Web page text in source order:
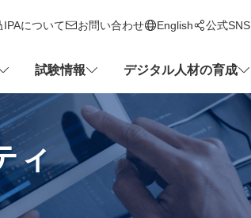
IPAについて
お問い合わせ English
新しいタブで開きます
公式SNS
試験情報 デジタル人材の育成
ィ